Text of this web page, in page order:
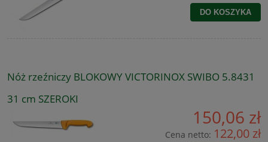
DO KOSZYKA
Nóż rzeźniczy BLOKOWY VICTORINOX SWIBO 5.8431
31 cm SZEROKI
150,06 zł
Cena netto: 122,00 zł